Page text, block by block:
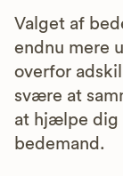
Valget af
endnu mere
overfor
svære at
at hjælpe dig
bedemand.